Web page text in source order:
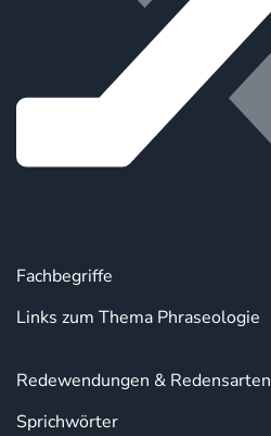
Fachbegriffe
Links zum Thema Phraseologie
Redewendungen & Redensarten
Sprichwörter